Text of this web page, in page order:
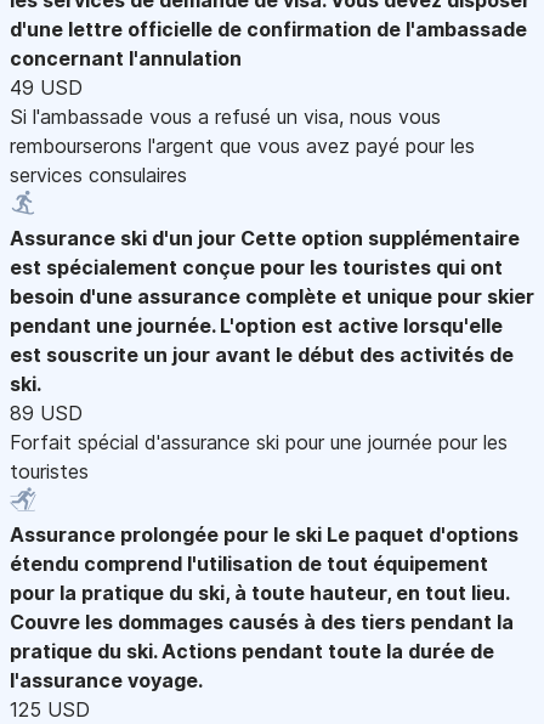
d'une lettre officielle de confirmation de l'ambassade
concernant l'annulation
49 USD
Si l'ambassade vous a refusé un visa, nous vous
rembourserons l'argent que vous avez payé pour les
services consulaires
Assurance ski d'un jour Cette option supplémentaire
est spécialement conçue pour les touristes qui ont
besoin d'une assurance complète et unique pour skier
pendant une journée. L'option est active lorsqu'elle
est souscrite un jour avant le début des activités de
ski.
89 USD
Forfait spécial d'assurance ski pour une journée pour les
touristes
Assurance prolongée pour le ski Le paquet d'options
étendu comprend l'utilisation de tout équipement
pour la pratique du ski, à toute hauteur, en tout lieu.
Couvre les dommages causés à des tiers pendant la
pratique du ski. Actions pendant toute la durée de
l'assurance voyage.
125 USD